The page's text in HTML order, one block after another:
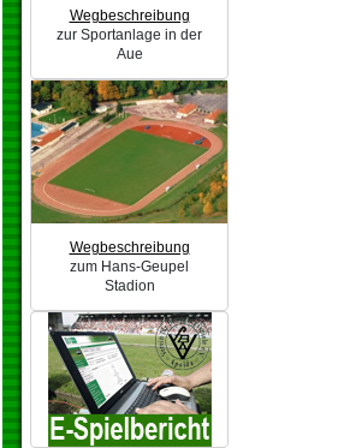
Wegbeschreibung
zur Sportanlage in der
Aue
Wegbeschreibung
zum Hans-Geupel
Stadion